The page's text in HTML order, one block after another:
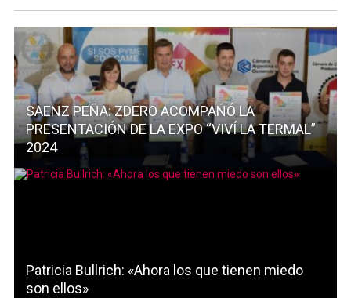
SAENZ PEÑA: ZDERO ACOMPAÑÓ LA
PRESENTACIÓN DE LA EXPO “VIVÍ LA TERMAL”
2024
Patricia Bullrich: «Ahora los que tienen miedo
son ellos»